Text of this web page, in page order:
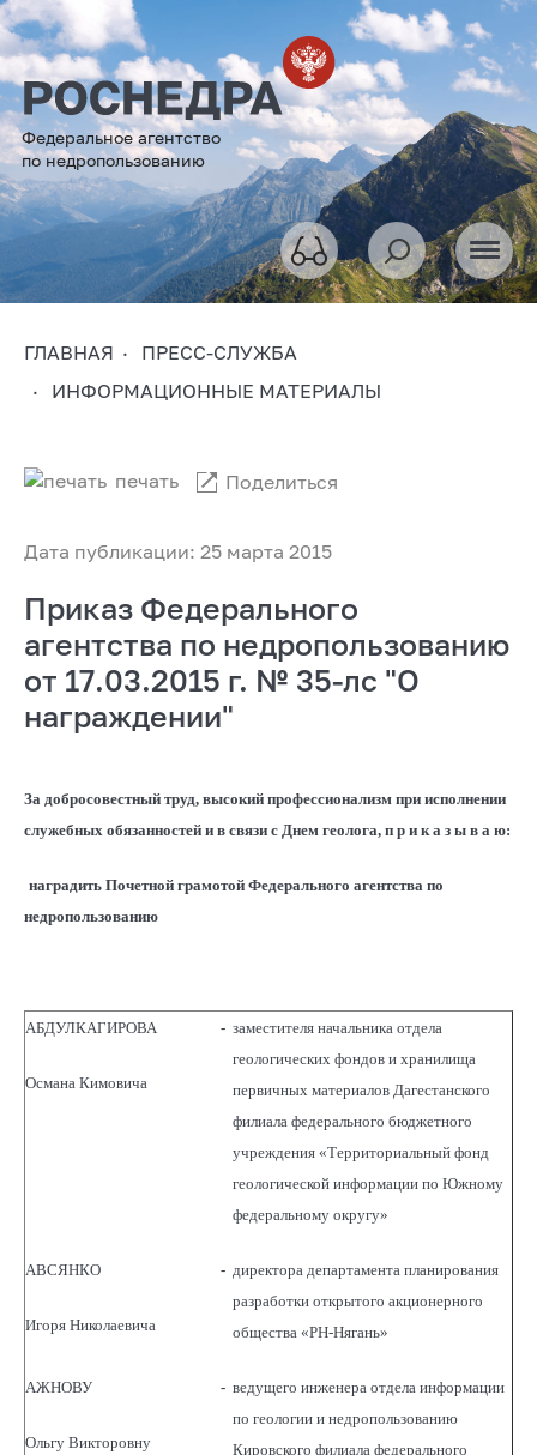
Федеральное агентство
по недропользованию
ГЛАВНАЯ
ПРЕСС-СЛУЖБА
ИНФОРМАЦИОННЫЕ МАТЕРИАЛЫ
Дата публикации: 25 марта 2015
печать Поделиться
Приказ Федерального
агентства по недропользованию
от 17.03.2015 г. № 35-лс "О
награждении"
За добросовестный труд, высокий профессионализм при исполнении
служебных обязанностей и в связи с Днем геолога, п р и к а з ы в а ю:
наградить Почетной грамотой Федерального агентства по
недропользованию
АБДУЛКАГИРОВА
Османа Кимовича
- заместителя начальника отдела
геологических фондов и хранилища
первичных материалов Дагестанского
филиала федерального бюджетного
учреждения «Территориальный фонд
геологической информации по Южному
федеральному округу»
АВСЯНКО
Игоря Николаевича
- директора департамента планирования
разработки открытого акционерного
общества «РН-Нягань»
АЖНОВУ
Ольгу Викторовну
- ведущего инженера отдела информации
по геологии и недропользованию
Кировского филиала федерального